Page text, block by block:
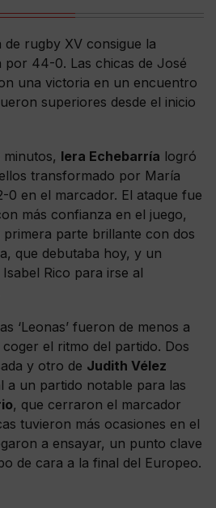
de rugby XV consigue la
por 44-0. Las chicas de José
una victoria en un encuentro
superiores desde el inicio
Iera Echebarría logró
transformado por María
0 en el marcador. El ataque fue
más confianza en el juego,
primera parte brillante con dos
que debutaba hoy, y un
Rico para irse al
‘Leonas’ fueron de menos a
el ritmo del partido. Dos
y otro de Judith Vélez
un partido notable para las
, que cerraron el marcador
tuvieron más ocasiones en el
a ensayar, un punto clave
de cara a la final del Europeo.